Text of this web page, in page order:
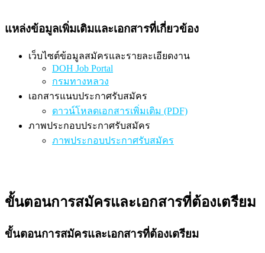
แหล่งข้อมูลเพิ่มเติมและเอกสารที่เกี่ยวข้อง
เว็บไซต์ข้อมูลสมัครและรายละเอียดงาน
DOH Job Portal
กรมทางหลวง
เอกสารแนบประกาศรับสมัคร
ดาวน์โหลดเอกสารเพิ่มเติม (PDF)
ภาพประกอบประกาศรับสมัคร
ภาพประกอบประกาศรับสมัคร
ขั้นตอนการสมัครและเอกสารที่ต้องเตรียม
ขั้นตอนการสมัครและเอกสารที่ต้องเตรียม